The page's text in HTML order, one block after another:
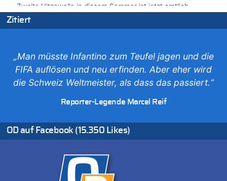
Zweite Hitzewelle in diesem Sommer ist jetzt amtlich
06.08.2026 - 16:39 von Noah Parmentier zu
Zweite Hitzewelle in diesem Sommer ist jetzt amtlich
Zweite Hitzewelle in diesem Sommer ist jetzt amtlich
06.08.2026 - 16:10 von Dax zu
Wasserstand des Rheins in NRW so niedrig wie noch nie
Eschweiler: 16-Jähriger soll seine Oma ermordet haben
Mehrere Menschen in Londons City niedergestochen
06.08.2026 - 15:42 von Dax zu
06.08.2026 - 15:27 von ne Hondsjong zu
Zweite Hitzewelle in diesem Sommer ist jetzt amtlich
Zitiert
„Man müsste Infantino zum Teufel jagen und die
FIFA auflösen und neu erfinden. Aber eher wird
die Schweiz Weltmeister, als dass das passiert.“
Reporter-Legende Marcel Reif
OD auf Facebook (15.350 Likes)